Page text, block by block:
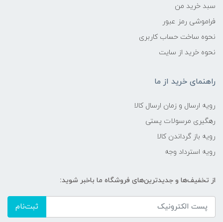
سبد خرید من
فراموشی رمز عبور
نحوه ساخت حساب کاربری
نحوه خرید از سایت
راهنمای خرید از ما
رویه ارسال و زمان ارسال کالا
رهگیری مرسولات پستی
رویه باز گرداندن کالا
رویه استرداد وجه
از تخفیف‌ها و جدیدترین‌های فروشگاه ما باخبر شوید:
ثبت‌نام